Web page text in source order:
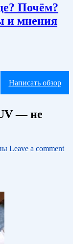
Почём?
и мнения
Написать обзор
— не
Leave a comment